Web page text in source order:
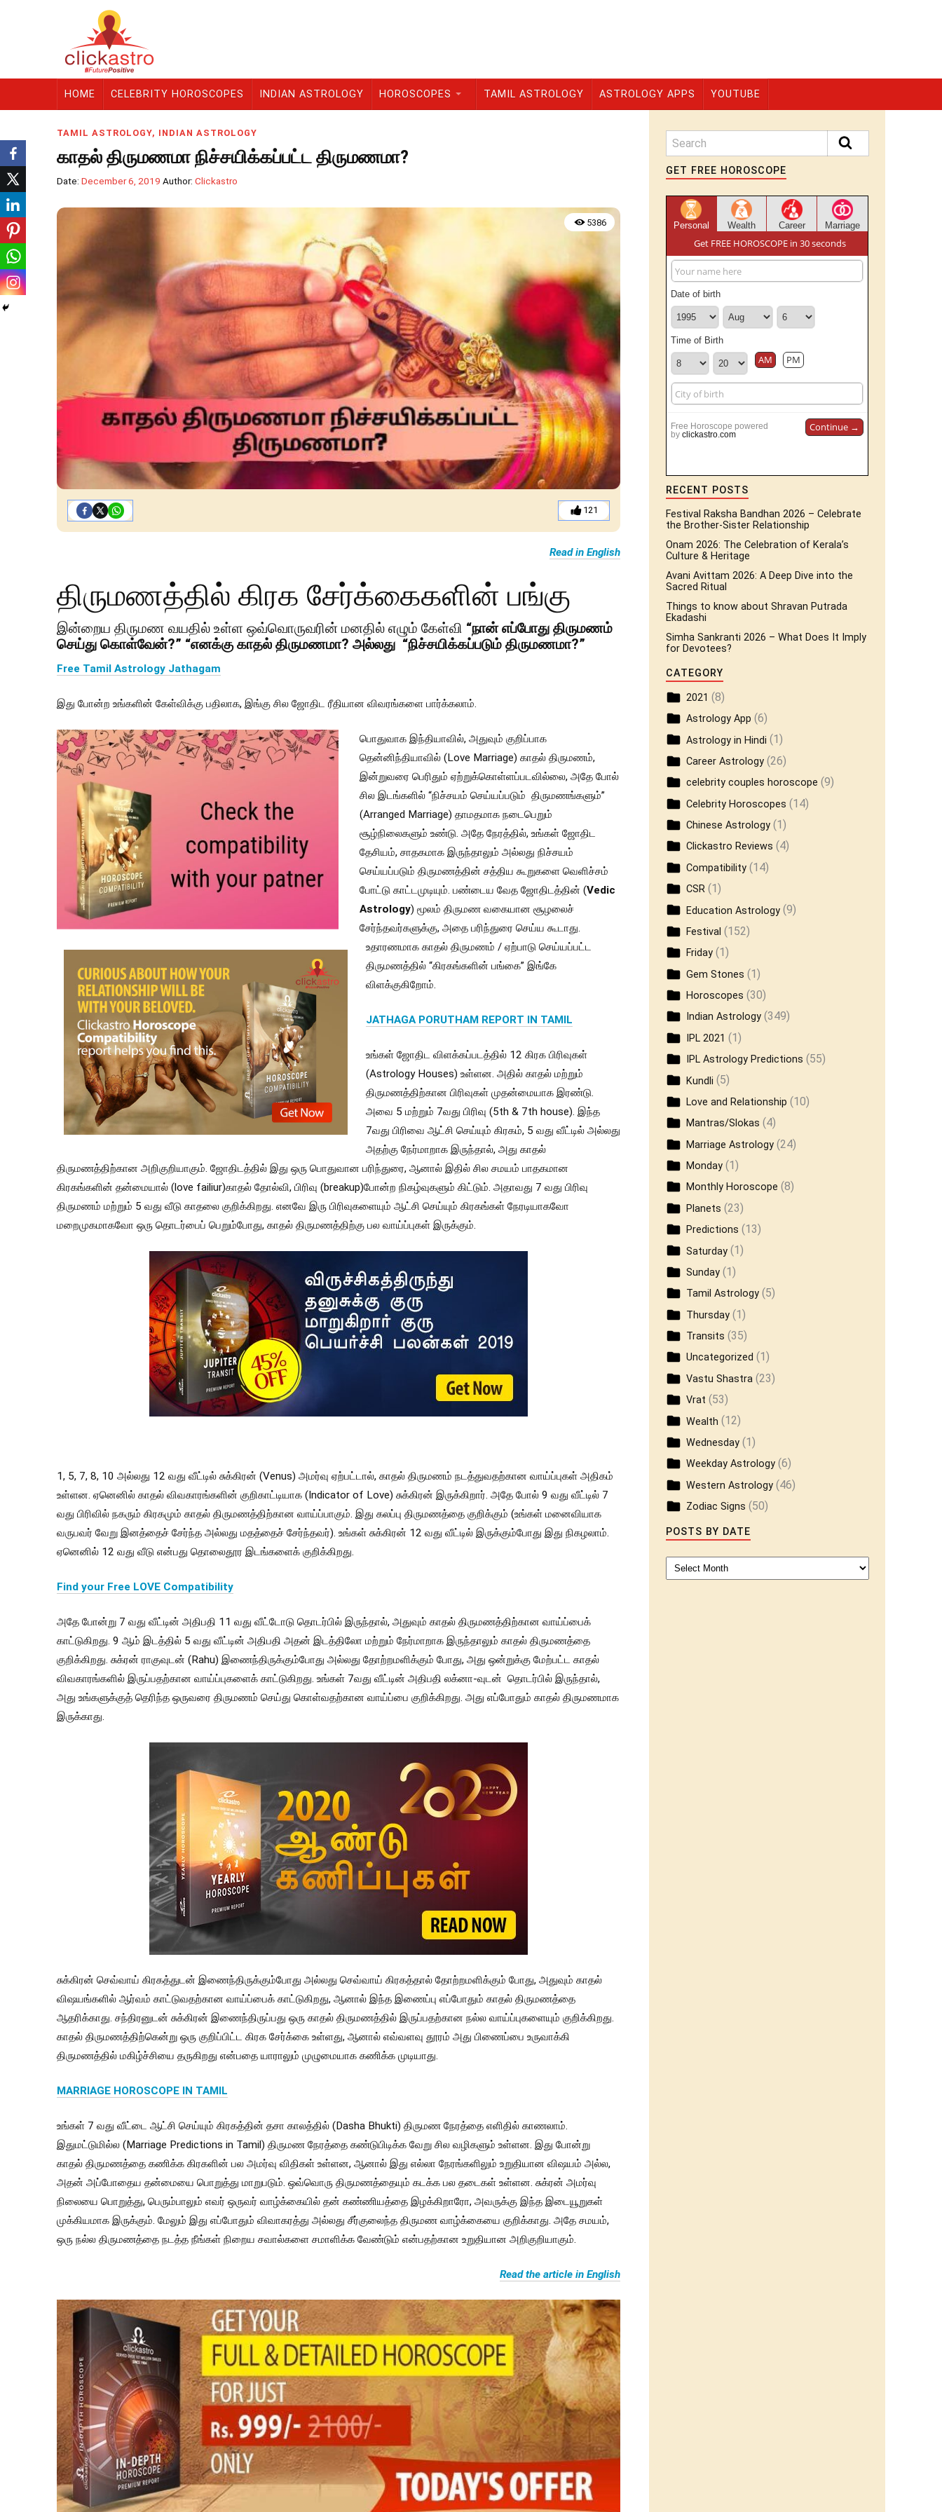
HOME CELEBRITY HOROSCOPES INDIAN ASTROLOGY HOROSCOPES TAMIL ASTROLOGY ASTROLOGY APPS YOUTUBE
TAMIL ASTROLOGY, INDIAN ASTROLOGY
காதல் திருமணமா நிச்சயிக்கப்பட்ட திருமணமா?
Date: December 6, 2019 Author: Clickastro
5386
121
Read in English
திருமணத்தில் கிரக சேர்க்கைகளின் பங்கு
இன்றைய திருமண வயதில் உள்ள ஒவ்வொருவரின் மனதில் எழும் கேள்வி “நான் எப்போது திருமணம்
செய்து கொள்வேன்?” “எனக்கு காதல் திருமணமா? அல்லது “நிச்சயிக்கப்படும் திருமணமா?”
Free Tamil Astrology Jathagam
இது போன்ற உங்களின் கேள்விக்கு பதிலாக, இங்கு சில ஜோதிட ரீதியான விவரங்களை பார்க்கலாம்.
பொதுவாக இந்தியாவில், அதுவும் குறிப்பாக
தென்னிந்தியாவில் (Love Marriage) காதல் திருமணம்,
இன்றுவரை பெரிதும் ஏற்றுக்கொள்ளப்படவில்லை, அதே போல்
சில இடங்களில் “நிச்சயம் செய்யப்படும் திருமணங்களும்”
(Arranged Marriage) தாமதமாக நடைபெறும்
சூழ்நிலைகளும் உண்டு. அதே நேரத்தில், உங்கள் ஜோதிட
தேசியம், சாதகமாக இருந்தாலும் அல்லது நிச்சயம்
செய்யப்படும் திருமணத்தின் சத்திய கூறுகளை வெளிச்சம்
போட்டு காட்டமுடியும். பண்டைய வேத ஜோதிடத்தின் (Vedic
Astrology) மூலம் திருமண வகையான சூழலைச்
சேர்ந்தவர்களுக்கு, அதை பரிந்துரை செய்ய கூடாது.
உதாரணமாக காதல் திருமணம் / ஏற்பாடு செய்யப்பட்ட
திருமணத்தில் “கிரகங்களின் பங்கை” இங்கே
விளக்குகிறோம்.
JATHAGA PORUTHAM REPORT IN TAMIL
உங்கள் ஜோதிட விளக்கப்படத்தில் 12 கிரக பிரிவுகள்
(Astrology Houses) உள்ளன. அதில் காதல் மற்றும்
திருமணத்திற்கான பிரிவுகள் முதன்மையாக இரண்டு.
அவை 5 மற்றும் 7வது பிரிவு (5th & 7th house). இந்த
7வது பிரிவை ஆட்சி செய்யும் கிரகம், 5 வது வீட்டில் அல்லது
அதற்கு நேர்மாறாக இருந்தால், அது காதல்
திருமணத்திற்கான அறிகுறியாகும். ஜோதிடத்தில் இது ஒரு பொதுவான பரிந்துரை, ஆனால் இதில் சில சமயம் பாதகமான
கிரகங்களின் தன்மையால் (love failiur)காதல் தோல்வி, பிரிவு (breakup)போன்ற நிகழ்வுகளும் கிட்டும். அதாவது 7 வது பிரிவு
திருமணம் மற்றும் 5 வது வீடு காதலை குறிக்கிறது. எனவே இரு பிரிவுகளையும் ஆட்சி செய்யும் கிரகங்கள் நேரடியாகவோ
மறைமுகமாகவோ ஒரு தொடர்பைப் பெறும்போது, ​​காதல் திருமணத்திற்கு பல வாய்ப்புகள் இருக்கும்.
1, 5, 7, 8, 10 அல்லது 12 வது வீட்டில் சுக்கிரன் (Venus) அமர்வு ஏற்பட்டால், காதல் திருமணம் நடத்துவதற்கான வாய்ப்புகள் அதிகம்
உள்ளன. ஏனெனில் காதல் விவகாரங்களின் குறிகாட்டியாக (Indicator of Love) சுக்கிரன் இருக்கிறார். அதே போல் 9 வது வீட்டில் 7
வது பிரிவில் நகரும் கிரகமும் காதல் திருமணத்திற்கான வாய்ப்பாகும். இது கலப்பு திருமணத்தை குறிக்கும் (உங்கள் மனைவியாக
வருபவர் வேறு இனத்தைச் சேர்ந்த அல்லது மதத்தைச் சேர்ந்தவர்). உங்கள் சுக்கிரன் 12 வது வீட்டில் இருக்கும்போது இது நிகழலாம்.
ஏனெனில் 12 வது வீடு என்பது தொலைதூர இடங்களைக் குறிக்கிறது.
Find your Free LOVE Compatibility
அதே போன்று 7 வது வீட்டின் அதிபதி 11 வது வீட்டோடு தொடர்பில் இருந்தால், அதுவும் காதல் திருமணத்திற்கான வாய்ப்பைக்
காட்டுகிறது. 9 ஆம் இடத்தில் 5 வது வீட்டின் அதிபதி அதன் இடத்திலோ மற்றும் நேர்மாறாக இருந்தாலும் காதல் திருமணத்தை
குறிக்கிறது. சுக்ரன் ராகுவுடன் (Rahu) இணைந்திருக்கும்போது அல்லது தோற்றமளிக்கும் போது, ​​அது ஒன்றுக்கு மேற்பட்ட காதல்
விவகாரங்களில் இருப்பதற்கான வாய்ப்புகளைக் காட்டுகிறது. உங்கள் 7வது வீட்டின் அதிபதி லக்னா-வுடன் தொடர்பில் இருந்தால்,
அது உங்களுக்குத் தெரிந்த ஒருவரை திருமணம் செய்து கொள்வதற்கான வாய்ப்பை குறிக்கிறது. அது எப்போதும் காதல் திருமணமாக
இருக்காது.
சுக்கிரன் செவ்வாய் கிரகத்துடன் இணைந்திருக்கும்போது அல்லது செவ்வாய் கிரகத்தால் தோற்றமளிக்கும் போது, ​​அதுவும் காதல்
விஷயங்களில் ஆர்வம் காட்டுவதற்கான வாய்ப்பைக் காட்டுகிறது, ஆனால் இந்த இணைப்பு எப்போதும் காதல் திருமணத்தை
ஆதரிக்காது. சந்திரனுடன் சுக்கிரன் இணைந்திருப்பது ஒரு காதல் திருமணத்தில் இருப்பதற்கான நல்ல வாய்ப்புகளையும் குறிக்கிறது.
காதல் திருமணத்திற்கென்று ஒரு குறிப்பிட்ட கிரக சேர்க்கை உள்ளது, ஆனால் எவ்வளவு தூரம் அது பிணைப்பை உருவாக்கி
திருமணத்தில் மகிழ்ச்சியை தருகிறது என்பதை யாராலும் முழுமையாக கணிக்க முடியாது.
MARRIAGE HOROSCOPE IN TAMIL
உங்கள் 7 வது வீட்டை ஆட்சி செய்யும் கிரகத்தின் தசா காலத்தில் (Dasha Bhukti) திருமண நேரத்தை எளிதில் காணலாம்.
இதுமட்டுமில்ல (Marriage Predictions in Tamil) திருமண நேரத்தை கண்டுபிடிக்க வேறு சில வழிகளும் உள்ளன. இது போன்று
காதல் திருமணத்தை கணிக்க கிரகளின் பல அமர்வு விதிகள் உள்ளன, ஆனால் இது எல்லா நேரங்களிலும் உறுதியான விஷயம் அல்ல,
அதன் அப்போதைய தன்மையை பொறுத்து மாறுபடும். ஒவ்வொரு திருமணத்தையும் கடக்க பல தடைகள் உள்ளன. சுக்ரன் அமர்வு
நிலையை பொறுத்து, பெரும்பாலும் எவர் ஒருவர் வாழ்க்கையில் தன் கண்ணியத்தை இழக்கிறாரோ, அவருக்கு இந்த இடையூறுகள்
முக்கியமாக இருக்கும். மேலும் இது எப்போதும் விவாகரத்து அல்லது சீர்குலைந்த திருமண வாழ்க்கையை குறிக்காது. அதே சமயம்,
ஒரு நல்ல திருமணத்தை நடத்த நீங்கள் நிறைய சவால்களை சமாளிக்க வேண்டும் என்பதற்கான உறுதியான அறிகுறியாகும்.
Read the article in English
GET FREE HOROSCOPE
Personal Wealth Career Marriage
Get FREE HOROSCOPE in 30 seconds
Date of birth
Time of Birth
AM PM
Free Horoscope powered
by clickastro.com
Continue →
RECENT POSTS
Festival Raksha Bandhan 2026 – Celebrate
the Brother-Sister Relationship
Onam 2026: The Celebration of Kerala’s
Culture & Heritage
Avani Avittam 2026: A Deep Dive into the
Sacred Ritual
Things to know about Shravan Putrada
Ekadashi
Simha Sankranti 2026 – What Does It Imply
for Devotees?
CATEGORY
2021 (8)
Astrology App (6)
Astrology in Hindi (1)
Career Astrology(26)
celebrity couples horoscope (9)
Celebrity Horoscopes (14)
Chinese Astrology(1)
Clickastro Reviews (4)
Compatibility(14)
CSR(1)
Education Astrology(9)
Festival (152)
Friday(1)
Gem Stones (1)
Horoscopes (30)
Indian Astrology(349)
IPL 2021 (1)
IPL Astrology Predictions (55)
Kundli (5)
Love and Relationship (10)
Mantras/Slokas (4)
Marriage Astrology(24)
Monday(1)
Monthly Horoscope (8)
Planets (23)
Predictions (13)
Saturday(1)
Sunday(1)
Tamil Astrology(5)
Thursday(1)
Transits (35)
Uncategorized (1)
Vastu Shastra(23)
Vrat (53)
Wealth (12)
Wednesday(1)
Weekday Astrology(6)
Western Astrology(46)
Zodiac Signs (50)
POSTS BY DATE